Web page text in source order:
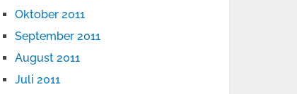
Oktober 2011
September 2011
August 2011
Juli 2011